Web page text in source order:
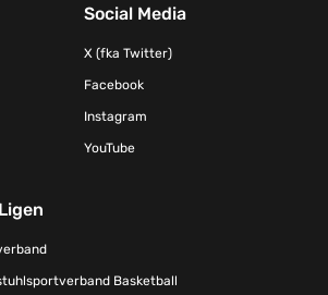
Social Media
X (fka Twitter)
Facebook
Instagram
YouTube
Basketball